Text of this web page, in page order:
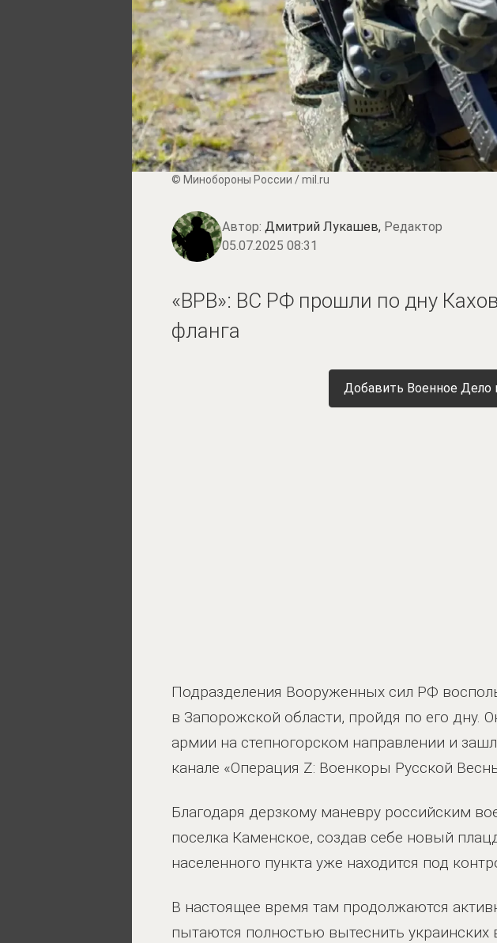
© Минобороны России / mil.ru
Автор: Дмитрий Лукашев, Редактор
05.07.2025 08:31
«ВРВ»: ВС РФ прошли по дну
фланга
Добавить Военное Дело
Подразделения Вооруженных сил РФ
в Запорожской области, пройдя по его дну.
армии на степногорском направлении и
канале «Операция Z: Военкоры Русской
Благодаря дерзкому маневру российским
поселка Каменское, создав себе новый
населенного пункта уже находится под
В настоящее время там продолжаются
пытаются полностью вытеснить